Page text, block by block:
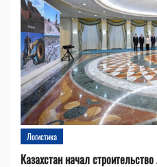
Логистика
Казахстан начал